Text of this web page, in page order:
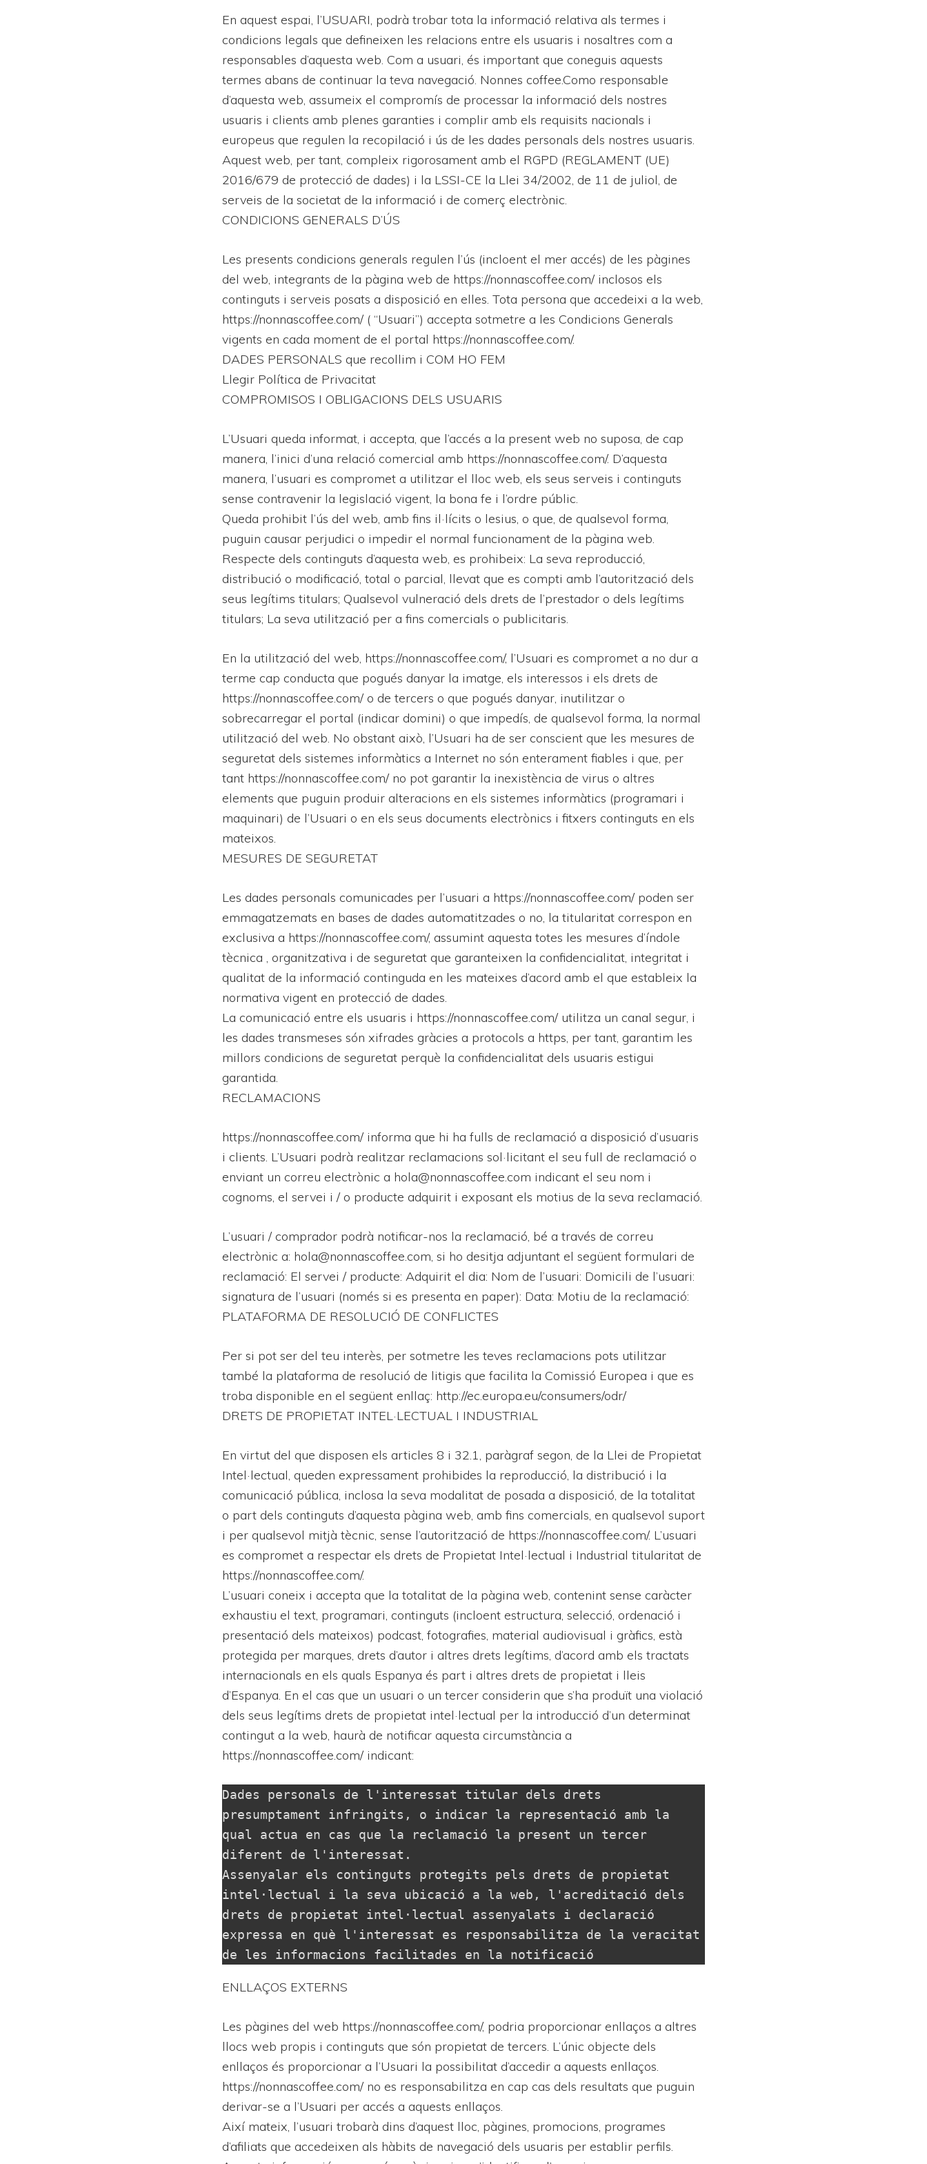
En aquest espai, l’USUARI, podrà trobar tota la informació relativa als termes i
condicions legals que defineixen les relacions entre els usuaris i nosaltres com a
responsables d’aquesta web. Com a usuari, és important que coneguis aquests
termes abans de continuar la teva navegació. Nonnes coffee.Como responsable
d’aquesta web, assumeix el compromís de processar la informació dels nostres
usuaris i clients amb plenes garanties i complir amb els requisits nacionals i
europeus que regulen la recopilació i ús de les dades personals dels nostres usuaris.
Aquest web, per tant, compleix rigorosament amb el RGPD (REGLAMENT (UE)
2016/679 de protecció de dades) i la LSSI-CE la Llei 34/2002, de 11 de juliol, de
serveis de la societat de la informació i de comerç electrònic.
CONDICIONS GENERALS D’ÚS
Les presents condicions generals regulen l’ús (incloent el mer accés) de les pàgines
del web, integrants de la pàgina web de https://nonnascoffee.com/ inclosos els
continguts i serveis posats a disposició en elles. Tota persona que accedeixi a la web,
https://nonnascoffee.com/ ( “Usuari”) accepta sotmetre a les Condicions Generals
vigents en cada moment de el portal https://nonnascoffee.com/.
DADES PERSONALS que recollim i COM HO FEM
Llegir Política de Privacitat
COMPROMISOS I OBLIGACIONS DELS USUARIS
L’Usuari queda informat, i accepta, que l’accés a la present web no suposa, de cap
manera, l’inici d’una relació comercial amb https://nonnascoffee.com/. D’aquesta
manera, l’usuari es compromet a utilitzar el lloc web, els seus serveis i continguts
sense contravenir la legislació vigent, la bona fe i l’ordre públic.
Queda prohibit l’ús del web, amb fins il·lícits o lesius, o que, de qualsevol forma,
puguin causar perjudici o impedir el normal funcionament de la pàgina web.
Respecte dels continguts d’aquesta web, es prohibeix: La seva reproducció,
distribució o modificació, total o parcial, llevat que es compti amb l’autorització dels
seus legítims titulars; Qualsevol vulneració dels drets de l’prestador o dels legítims
titulars; La seva utilització per a fins comercials o publicitaris.
En la utilització del web, https://nonnascoffee.com/, l’Usuari es compromet a no dur a
terme cap conducta que pogués danyar la imatge, els interessos i els drets de
https://nonnascoffee.com/ o de tercers o que pogués danyar, inutilitzar o
sobrecarregar el portal (indicar domini) o que impedís, de qualsevol forma, la normal
utilització del web. No obstant això, l’Usuari ha de ser conscient que les mesures de
seguretat dels sistemes informàtics a Internet no són enterament fiables i que, per
tant https://nonnascoffee.com/ no pot garantir la inexistència de virus o altres
elements que puguin produir alteracions en els sistemes informàtics (programari i
maquinari) de l’Usuari o en els seus documents electrònics i fitxers continguts en els
mateixos.
MESURES DE SEGURETAT
Les dades personals comunicades per l’usuari a https://nonnascoffee.com/ poden ser
emmagatzemats en bases de dades automatitzades o no, la titularitat correspon en
exclusiva a https://nonnascoffee.com/, assumint aquesta totes les mesures d’índole
tècnica , organitzativa i de seguretat que garanteixen la confidencialitat, integritat i
qualitat de la informació continguda en les mateixes d’acord amb el que estableix la
normativa vigent en protecció de dades.
La comunicació entre els usuaris i https://nonnascoffee.com/ utilitza un canal segur, i
les dades transmeses són xifrades gràcies a protocols a https, per tant, garantim les
millors condicions de seguretat perquè la confidencialitat dels usuaris estigui
garantida.
RECLAMACIONS
https://nonnascoffee.com/ informa que hi ha fulls de reclamació a disposició d’usuaris
i clients. L’Usuari podrà realitzar reclamacions sol·licitant el seu full de reclamació o
enviant un correu electrònic a hola@nonnascoffee.com indicant el seu nom i
cognoms, el servei i / o producte adquirit i exposant els motius de la seva reclamació.
L’usuari / comprador podrà notificar-nos la reclamació, bé a través de correu
electrònic a: hola@nonnascoffee.com, si ho desitja adjuntant el següent formulari de
reclamació: El servei / producte: Adquirit el dia: Nom de l’usuari: Domicili de l’usuari:
signatura de l’usuari (només si es presenta en paper): Data: Motiu de la reclamació:
PLATAFORMA DE RESOLUCIÓ DE CONFLICTES
Per si pot ser del teu interès, per sotmetre les teves reclamacions pots utilitzar
també la plataforma de resolució de litigis que facilita la Comissió Europea i que es
troba disponible en el següent enllaç: http://ec.europa.eu/consumers/odr/
DRETS DE PROPIETAT INTEL·LECTUAL I INDUSTRIAL
En virtut del que disposen els articles 8 i 32.1, paràgraf segon, de la Llei de Propietat
Intel·lectual, queden expressament prohibides la reproducció, la distribució i la
comunicació pública, inclosa la seva modalitat de posada a disposició, de la totalitat
o part dels continguts d’aquesta pàgina web, amb fins comercials, en qualsevol suport
i per qualsevol mitjà tècnic, sense l’autorització de https://nonnascoffee.com/. L’usuari
es compromet a respectar els drets de Propietat Intel·lectual i Industrial titularitat de
https://nonnascoffee.com/.
L’usuari coneix i accepta que la totalitat de la pàgina web, contenint sense caràcter
exhaustiu el text, programari, continguts (incloent estructura, selecció, ordenació i
presentació dels mateixos) podcast, fotografies, material audiovisual i gràfics, està
protegida per marques, drets d’autor i altres drets legítims, d’acord amb els tractats
internacionals en els quals Espanya és part i altres drets de propietat i lleis
d’Espanya. En el cas que un usuari o un tercer considerin que s’ha produït una violació
dels seus legítims drets de propietat intel·lectual per la introducció d’un determinat
contingut a la web, haurà de notificar aquesta circumstància a
https://nonnascoffee.com/ indicant:
Dades personals de l'interessat titular dels drets
presumptament infringits, o indicar la representació amb la
qual actua en cas que la reclamació la present un tercer
diferent de l'interessat.
Assenyalar els continguts protegits pels drets de propietat
intel·lectual i la seva ubicació a la web, l'acreditació dels
drets de propietat intel·lectual assenyalats i declaració
expressa en què l'interessat es responsabilitza de la veracitat
de les informacions facilitades en la notificació
ENLLAÇOS EXTERNS
Les pàgines del web https://nonnascoffee.com/, podria proporcionar enllaços a altres
llocs web propis i continguts que són propietat de tercers. L’únic objecte dels
enllaços és proporcionar a l’Usuari la possibilitat d’accedir a aquests enllaços.
https://nonnascoffee.com/ no es responsabilitza en cap cas dels resultats que puguin
derivar-se a l’Usuari per accés a aquests enllaços.
Així mateix, l’usuari trobarà dins d’aquest lloc, pàgines, promocions, programes
d’afiliats que accedeixen als hàbits de navegació dels usuaris per establir perfils.